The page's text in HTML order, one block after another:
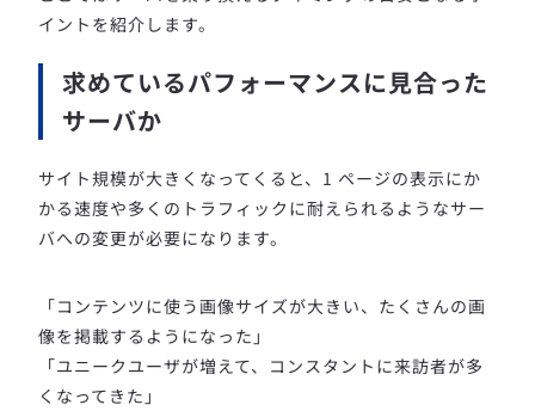
イントを紹介します。
求めているパフォーマンスに見合った
サーバか
サイト規模が大きくなってくると、1 ページの表示にか
かる速度や多くのトラフィックに耐えられるようなサー
バへの変更が必要になります。
「コンテンツに使う画像サイズが大きい、たくさんの画
像を掲載するようになった」
「ユニークユーザが増えて、コンスタントに来訪者が多
くなってきた」